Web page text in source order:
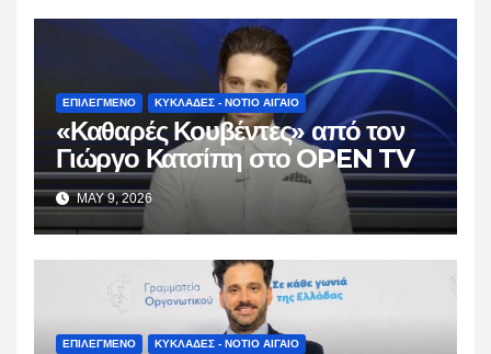
ΕΠΙΛΕΓΜΕΝΟ ΚΥΚΛΑΔΕΣ - ΝΟΤΙΟ ΑΙΓΑΙΟ
«Καθαρές Κουβέντες» από τον
Γιώργο Κατσίπη στο OPEN TV
MAY 9, 2026
ΕΠΙΛΕΓΜΕΝΟ ΚΥΚΛΑΔΕΣ - ΝΟΤΙΟ ΑΙΓΑΙΟ